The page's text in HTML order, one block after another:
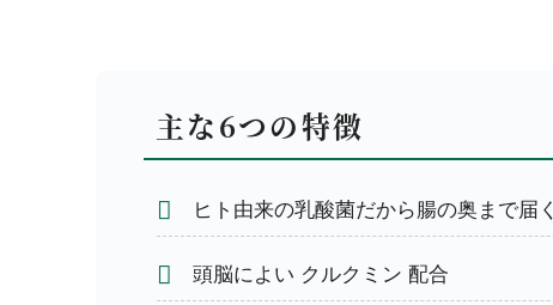
主な6つの特徴
ヒト由来の乳酸菌だから腸の奥まで届く
頭脳によい クルクミン 配合